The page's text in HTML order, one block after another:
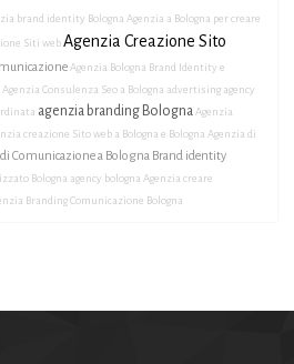
brand identity Bologna Agenzia a Bologna per creare
Siti webAgenzia Creazione Sito
Agenzia Bologna Brand Identity e
Agenzia Consulenza Seo a Bologna advertising agency
agenzia branding Bologna Agenzia
creazione Sito web a Bologna e Bologna Agenzia di
Comunicazione a Bologna Brand identity
Bologna agency bologna Agenzia creare
Branding Comunicazione Bologna